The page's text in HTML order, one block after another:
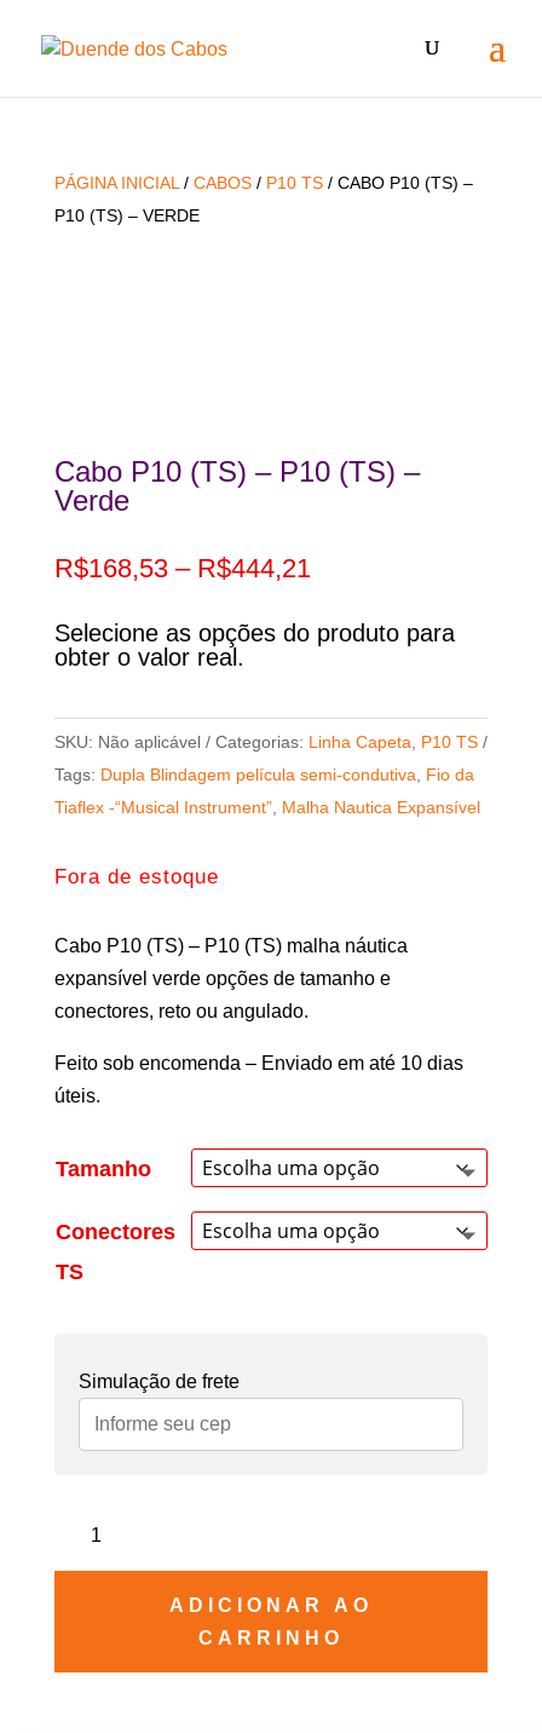
PÁGINA INICIAL / CABOS/ P10 TS/ CABO P10 (TS) –
P10 (TS) – VERDE
Cabo P10 (TS) – P10 (TS) –
Verde
R$168,53 – R$444,21Faixa
preço:
R$444,21
Selecione as opções do produto para
obter o valor real.
SKU: Não aplicável Categorias: Linha Capeta
P10 TS
Tags: Dupla Blindagem película semi-condutiva
Fio da
Tiaflex -“Musical Instrument”, Malha Nautica Expansível
Fora de estoque
Cabo P10 (TS) – P10 (TS) malha náutica
expansível verde opções de tamanho e
conectores, reto ou angulado.
Feito sob encomenda – Enviado em até 10 dias
úteis.
Tamanho
Conectores
TS
Simulação de frete
(TS)
ADICIONAR AO
CARRINHO